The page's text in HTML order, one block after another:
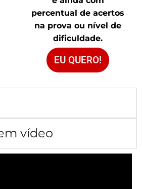
percentual de acertos
na prova ou nível de
dificuldade.
EU QUERO!
vídeo